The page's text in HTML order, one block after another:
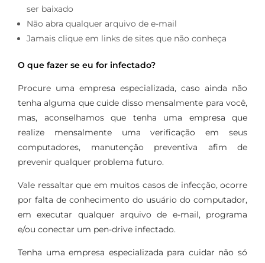
ser baixado
Não abra qualquer arquivo de e-mail
Jamais clique em links de sites que não conheça
O que fazer se eu for infectado?
Procure uma empresa especializada, caso ainda não
tenha alguma que cuide disso mensalmente para você,
mas, aconselhamos que tenha uma empresa que
realize mensalmente uma verificação em seus
computadores, manutenção preventiva afim de
prevenir qualquer problema futuro.
Vale ressaltar que em muitos casos de infecção, ocorre
por falta de conhecimento do usuário do computador,
em executar qualquer arquivo de e-mail, programa
e/ou conectar um pen-drive infectado.
Tenha uma empresa especializada para cuidar não só